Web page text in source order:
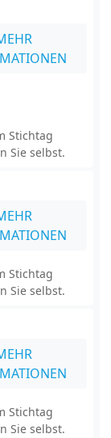
Stichtag
Sie selbst.
Stichtag
Sie selbst.
Stichtag
Sie selbst.